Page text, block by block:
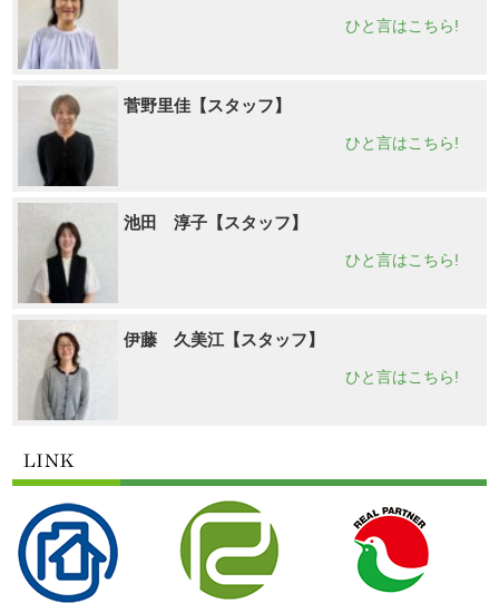
ひと言はこちら!
菅野里佳【スタッフ】
ひと言はこちら!
池田 淳子【スタッフ】
ひと言はこちら!
伊藤 久美江【スタッフ】
ひと言はこちら!